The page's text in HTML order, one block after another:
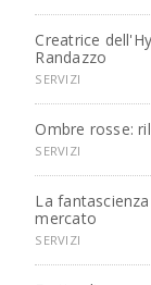
Creatrice
Randazzo
SERVIZI
Ombre rosse:
SERVIZI
La
mercato
SERVIZI